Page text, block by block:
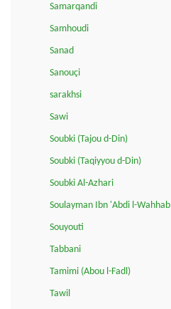
Samarqandi
Samhoudi
Sanad
Sanouçi
sarakhsi
Sawi
Soubki (Tajou d-Din)
Soubki (Taqiyyou d-Din)
Soubki Al-Azhari
Soulayman Ibn 'Abdi l-Wahhab
Souyouti
Tabbani
Tamimi (Abou l-Fadl)
Tawil